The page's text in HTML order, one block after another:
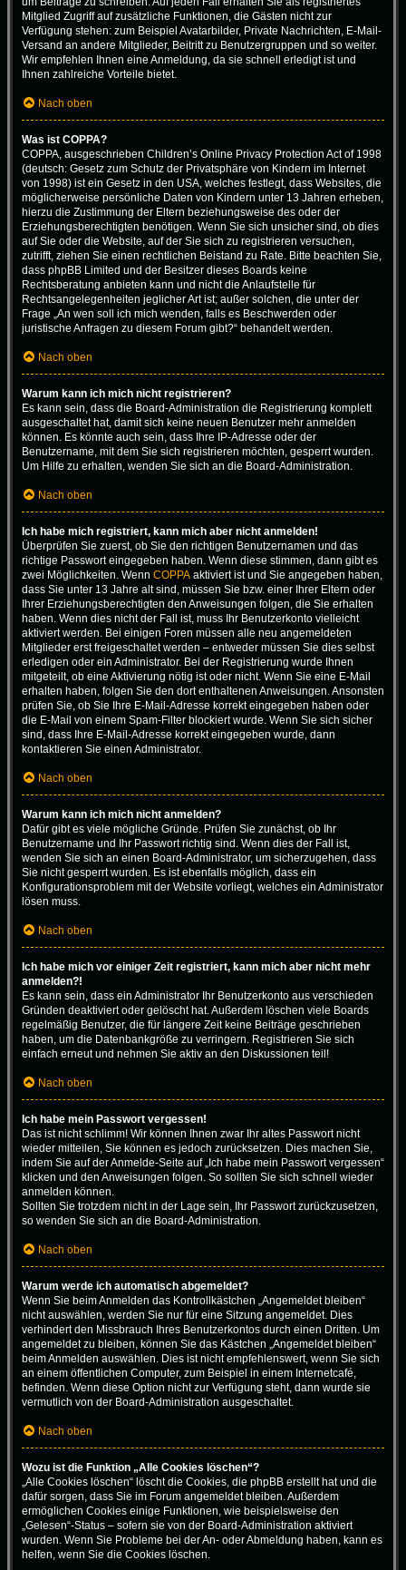
Mitglied Zugriff auf zusätzliche Funktionen, die Gästen nicht zur
Verfügung stehen: zum Beispiel Avatarbilder, Private Nachrichten, E-Mail-
Versand an andere Mitglieder, Beitritt zu Benutzergruppen und so weiter.
Wir empfehlen Ihnen eine Anmeldung, da sie schnell erledigt ist und
Ihnen zahlreiche Vorteile bietet.
Nach oben
Was ist COPPA?
COPPA, ausgeschrieben Children’s Online Privacy Protection Act of 1998
(deutsch: Gesetz zum Schutz der Privatsphäre von Kindern im Internet
von 1998) ist ein Gesetz in den USA, welches festlegt, dass Websites, die
möglicherweise persönliche Daten von Kindern unter 13 Jahren erheben,
hierzu die Zustimmung der Eltern beziehungsweise des oder der
Erziehungsberechtigten benötigen. Wenn Sie sich unsicher sind, ob dies
auf Sie oder die Website, auf der Sie sich zu registrieren versuchen,
zutrifft, ziehen Sie einen rechtlichen Beistand zu Rate. Bitte beachten Sie,
dass phpBB Limited und der Besitzer dieses Boards keine
Rechtsberatung anbieten kann und nicht die Anlaufstelle für
Rechtsangelegenheiten jeglicher Art ist; außer solchen, die unter der
Frage „An wen soll ich mich wenden, falls es Beschwerden oder
juristische Anfragen zu diesem Forum gibt?“ behandelt werden.
Nach oben
Warum kann ich mich nicht registrieren?
Es kann sein, dass die Board-Administration die Registrierung komplett
ausgeschaltet hat, damit sich keine neuen Benutzer mehr anmelden
können. Es könnte auch sein, dass Ihre IP-Adresse oder der
Benutzername, mit dem Sie sich registrieren möchten, gesperrt wurden.
Um Hilfe zu erhalten, wenden Sie sich an die Board-Administration.
Nach oben
Ich habe mich registriert, kann mich aber nicht anmelden!
Überprüfen Sie zuerst, ob Sie den richtigen Benutzernamen und das
richtige Passwort eingegeben haben. Wenn diese stimmen, dann gibt es
zwei Möglichkeiten. Wenn COPPA aktiviert ist und Sie angegeben haben,
dass Sie unter 13 Jahre alt sind, müssen Sie bzw. einer Ihrer Eltern oder
Ihrer Erziehungsberechtigten den Anweisungen folgen, die Sie erhalten
haben. Wenn dies nicht der Fall ist, muss Ihr Benutzerkonto vielleicht
aktiviert werden. Bei einigen Foren müssen alle neu angemeldeten
Mitglieder erst freigeschaltet werden – entweder müssen Sie dies selbst
erledigen oder ein Administrator. Bei der Registrierung wurde Ihnen
mitgeteilt, ob eine Aktivierung nötig ist oder nicht. Wenn Sie eine E-Mail
erhalten haben, folgen Sie den dort enthaltenen Anweisungen. Ansonsten
prüfen Sie, ob Sie Ihre E-Mail-Adresse korrekt eingegeben haben oder
die E-Mail von einem Spam-Filter blockiert wurde. Wenn Sie sich sicher
sind, dass Ihre E-Mail-Adresse korrekt eingegeben wurde, dann
kontaktieren Sie einen Administrator.
Nach oben
Warum kann ich mich nicht anmelden?
Dafür gibt es viele mögliche Gründe. Prüfen Sie zunächst, ob Ihr
Benutzername und Ihr Passwort richtig sind. Wenn dies der Fall ist,
wenden Sie sich an einen Board-Administrator, um sicherzugehen, dass
Sie nicht gesperrt wurden. Es ist ebenfalls möglich, dass ein
Konfigurationsproblem mit der Website vorliegt, welches ein Administrator
lösen muss.
Nach oben
Ich habe mich vor einiger Zeit registriert, kann mich aber nicht mehr
anmelden?!
Es kann sein, dass ein Administrator Ihr Benutzerkonto aus verschieden
Gründen deaktiviert oder gelöscht hat. Außerdem löschen viele Boards
regelmäßig Benutzer, die für längere Zeit keine Beiträge geschrieben
haben, um die Datenbankgröße zu verringern. Registrieren Sie sich
einfach erneut und nehmen Sie aktiv an den Diskussionen teil!
Nach oben
Ich habe mein Passwort vergessen!
Das ist nicht schlimm! Wir können Ihnen zwar Ihr altes Passwort nicht
wieder mitteilen, Sie können es jedoch zurücksetzen. Dies machen Sie,
indem Sie auf der Anmelde-Seite auf „Ich habe mein Passwort vergessen“
klicken und den Anweisungen folgen. So sollten Sie sich schnell wieder
anmelden können.
Sollten Sie trotzdem nicht in der Lage sein, Ihr Passwort zurückzusetzen,
so wenden Sie sich an die Board-Administration.
Nach oben
Warum werde ich automatisch abgemeldet?
Wenn Sie beim Anmelden das Kontrollkästchen „Angemeldet bleiben“
nicht auswählen, werden Sie nur für eine Sitzung angemeldet. Dies
verhindert den Missbrauch Ihres Benutzerkontos durch einen Dritten. Um
angemeldet zu bleiben, können Sie das Kästchen „Angemeldet bleiben“
beim Anmelden auswählen. Dies ist nicht empfehlenswert, wenn Sie sich
an einem öffentlichen Computer, zum Beispiel in einem Internetcafé,
befinden. Wenn diese Option nicht zur Verfügung steht, dann wurde sie
vermutlich von der Board-Administration ausgeschaltet.
Nach oben
Wozu ist die Funktion „Alle Cookies löschen“?
„Alle Cookies löschen“ löscht die Cookies, die phpBB erstellt hat und die
dafür sorgen, dass Sie im Forum angemeldet bleiben. Außerdem
ermöglichen Cookies einige Funktionen, wie beispielsweise den
„Gelesen“-Status – sofern sie von der Board-Administration aktiviert
wurden. Wenn Sie Probleme bei der An- oder Abmeldung haben, kann es
helfen, wenn Sie die Cookies löschen.